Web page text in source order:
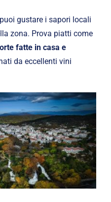
gustare i sapori locali
zona. Prova piatti come
fatte in casa e
da eccellenti vini